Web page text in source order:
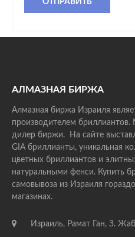
ОТПРАВИТЬ
АЛМАЗНАЯ БИРЖА
Алмазная биржа Израиля
производителем
дилер биржи. На сайте
GIA бриллианты, уникальная
цветных бриллиантов и
натуральными фенси. Купить
самовывоза из Израиля
магазинах.
Израиль, Рамат Ган, З.